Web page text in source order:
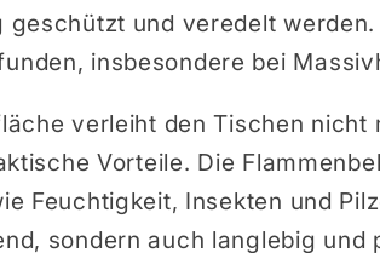
geschützt und veredelt
insbesondere bei
verleiht den Tischen nicht
Vorteile. Die
Feuchtigkeit, Insekten und
sondern auch langlebig und